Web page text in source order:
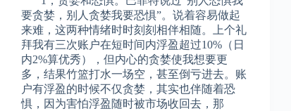
要贪婪，别人贪婪我要恐惧”。说着容易做起
来难，这两种情绪时时刻刻相伴相随。上个礼
拜我有三次账户在短时间内浮盈超过10%（日
内2%算优秀），但内心的贪婪使我想要更
多，结果竹篮打水一场空，甚至倒亏进去。账
户有浮盈的时候不仅贪婪，其实也伴随着恐
惧，因为害怕浮盈随时被市场收回去，那